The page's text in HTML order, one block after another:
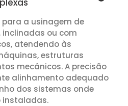
a usinagem de
inclinadas ou com
atendendo às
estruturas
mecânicos. A precisão
alinhamento adequado
dos sistemas onde
instaladas.